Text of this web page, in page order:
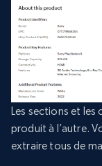
Les sections et les
produit à l’autre.
extraire tous de